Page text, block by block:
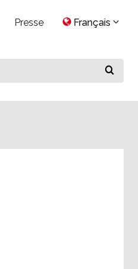
Presse Français